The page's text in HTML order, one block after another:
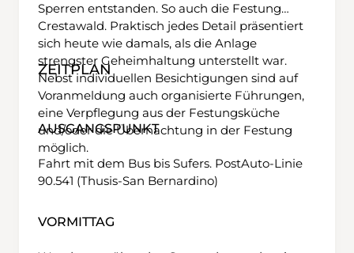
Sperren entstanden. So auch die Festung
Crestawald. Praktisch jedes Detail präsentiert
sich heute wie damals, als die Anlage
strengster Geheimhaltung unterstellt war.
Nebst individuellen Besichtigungen sind auf
Voranmeldung auch organisierte Führungen,
eine Verpflegung aus der Festungsküche
und/oder die Übernachtung in der Festung
möglich.
ZEITPLAN
AUSGANGSPUNKT
Fahrt mit dem Bus bis Sufers. PostAuto-Linie
90.541 (Thusis-San Bernardino)
VORMITTAG